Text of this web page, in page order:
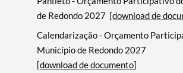
de Redondo 2027 [download de
Calendarização - Orçamento
Município de Redondo 2027
[download de documento]